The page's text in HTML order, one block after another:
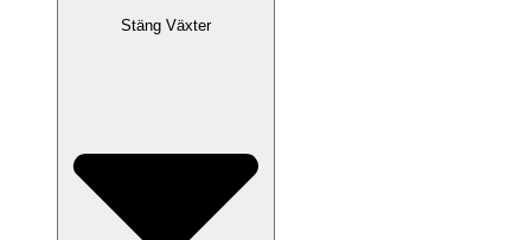
Stäng Växter